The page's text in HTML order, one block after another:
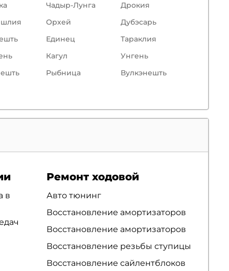
Чадыр-Лунга
Дрокия
Орхей
Дубэсарь
Единец
Тараклия
Кагул
Унгень
Рыбница Вулкэнешть
в
Ремонт ходовой
Авто тюнинг
Восстановление амортизаторов
Восстановление амортизаторов
Восстановление резьбы ступицы
Восстановление сайлентблоков